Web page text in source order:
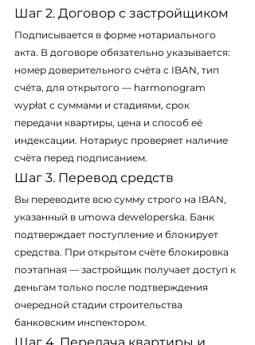
Шаг 2. Договор с застройщиком
Подписывается в форме нотариального
акта. В договоре обязательно указывается:
номер доверительного счёта с IBAN, тип
счёта, для открытого — harmonogram
wypłat с суммами и стадиями, срок
передачи квартиры, цена и способ её
индексации. Нотариус проверяет наличие
счёта перед подписанием.
Шаг 3. Перевод средств
Вы переводите всю сумму строго на IBAN,
указанный в umowa deweloperska. Банк
подтверждает поступление и блокирует
средства. При открытом счёте блокировка
поэтапная — застройщик получает доступ к
деньгам только после подтверждения
очередной стадии строительства
банковским инспектором.
Шаг 4. Передача квартиры и